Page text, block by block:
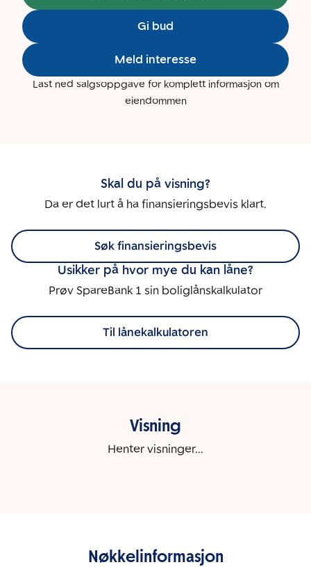
Gi bud
Meld interesse
Last ned salgsoppgave for komplett informasjon om
eiendommen
Skal du på visning?
Da er det lurt å ha finansieringsbevis klart.
Søk finansieringsbevis
Usikker på hvor mye du kan låne?
Prøv SpareBank 1 sin boliglånskalkulator
Til lånekalkulatoren
Visning
Henter visninger...
Nøkkelinformasjon